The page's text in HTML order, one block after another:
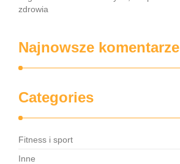
zdrowia
Najnowsze komentarze
Categories
Fitness i sport
Inne